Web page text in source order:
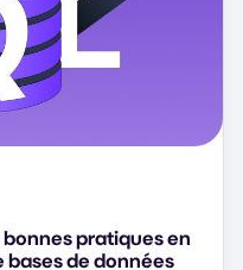
pratiques en
de données